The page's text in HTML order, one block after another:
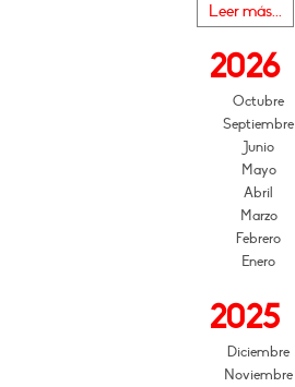
Leer más...
2026
Octubre
Septiembre
Junio
Mayo
Abril
Marzo
Febrero
Enero
2025
Diciembre
Noviembre